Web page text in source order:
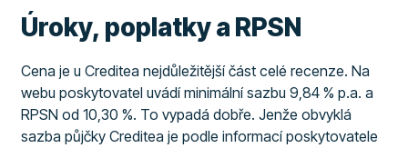
Úroky, poplatky a RPSN
Cena je u Creditea nejdůležitější část celé recenze. Na
webu poskytovatel uvádí minimální sazbu 9,84 % p.a. a
RPSN od 10,30 %. To vypadá dobře. Jenže obvyklá
sazba půjčky Creditea je podle informací poskytovatele